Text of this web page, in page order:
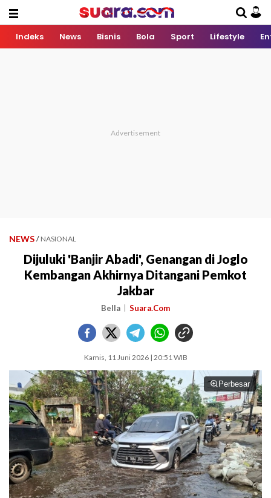
Indeks News Bisnis Bola Sport Lifestyle
NEWS / NASIONAL
Dijuluki 'Banjir Abadi', Genangan di Joglo
Kembangan Akhirnya Ditangani Pemkot
Jakbar
Bella Suara.Com
Kamis, 11 Juni 2026 | 20:51 WIB
Perbesar